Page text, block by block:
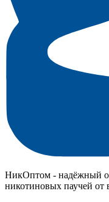
НикОптом - надёжный
никотиновых паучей от